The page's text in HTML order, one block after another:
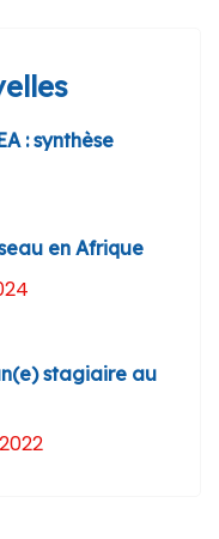
: synthèse
en Afrique
stagiaire au